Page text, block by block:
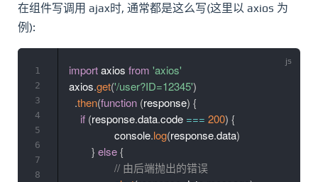
在组件写调用 ajax时, 通常都是这么写(这里以 axios 为
例):
import axios from 'axios'
axios.get('/user?ID=12345')
.then(function (response) {
if (response.data.code === 200) {
		console
.log(response.data)
} else{
// 由后端抛出的错误
1
2
3
4
5
6
7
8